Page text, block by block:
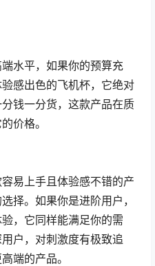
水平，如果你的预算充
感出色的飞机杯，它绝对
钱一分货，这款产品在质
价格。
易上手且体验感不错的产
择。如果你是进阶用户，
，它同样能满足你的需
户，对刺激度有极致追
端的产品。